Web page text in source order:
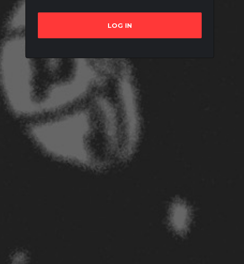
LOG IN